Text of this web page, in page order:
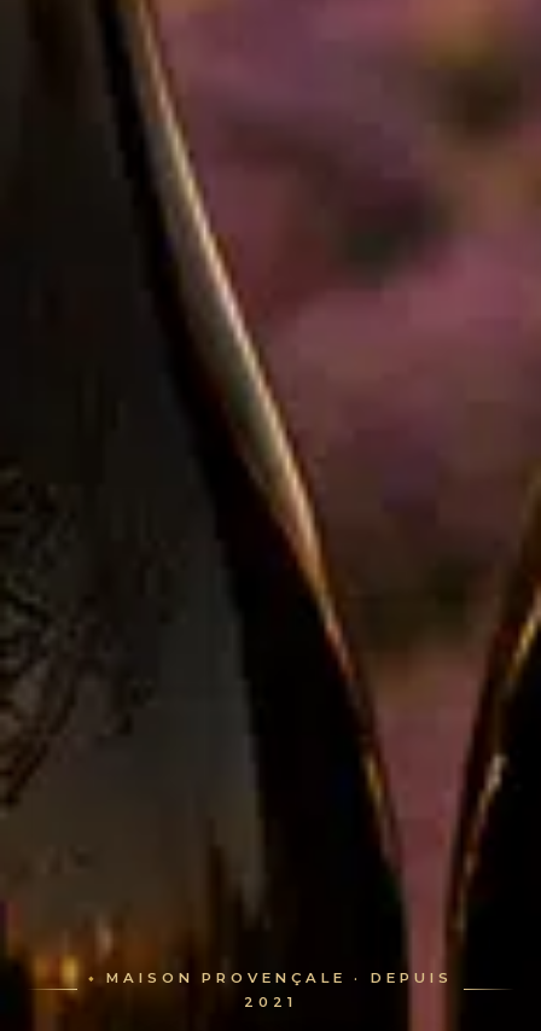
MAISON PROVENÇALE · DEPUIS
2021